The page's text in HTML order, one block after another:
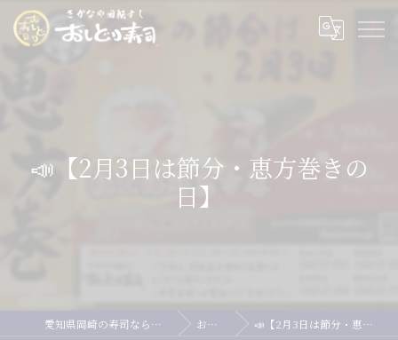
📣【2月3日は節分・恵方巻きの
日】
愛知県岡崎の寿司ならおしどり寿司 お知らせ 📣【2月3日は節分・恵方巻きの日】